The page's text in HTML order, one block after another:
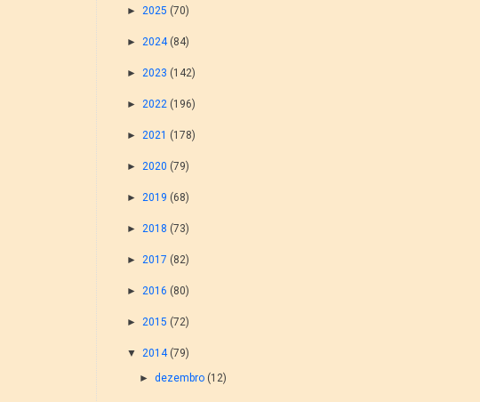
► 2025 (70)
► 2024 (84)
► 2023 (142)
► 2022 (196)
► 2021 (178)
► 2020 (79)
► 2019 (68)
► 2018 (73)
► 2017 (82)
► 2016 (80)
► 2015 (72)
▼ 2014 (79)
►dezembro (12)